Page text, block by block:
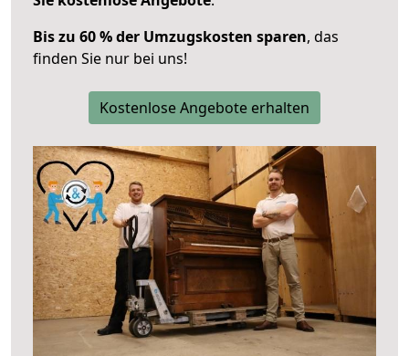
Bis zu 60 % der Umzugskosten sparen, das
finden Sie nur bei uns!
Kostenlose Angebote erhalten